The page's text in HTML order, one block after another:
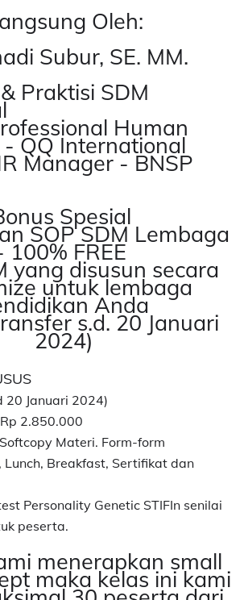
Oleh:
Subur, SE. MM.
Praktisi SDM
Human
- QQ International
Manager - BNSP
Spesial
SOP SDM Lembaga
100% FREE
yang disusun secara
untuk lembaga
Anda
s.d. 20 Januari
2024)
20 Januari 2024)
2.850.000
Materi. Form-form
Lunch, Breakfast, Sertifikat dan
Personality Genetic STIFIn senilai
peserta.
menerapkan small
maka kelas ini kami